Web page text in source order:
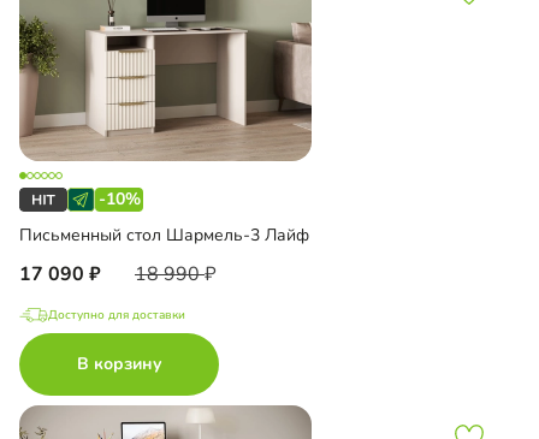
-10%
Письменный стол Шармель-3 Лайф
17 090 18 990
Доступно для доставки
В корзину